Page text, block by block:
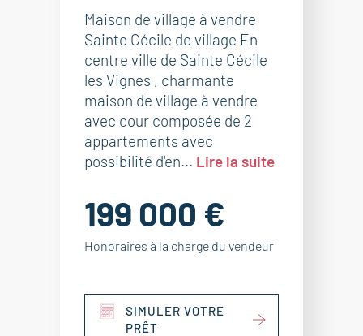
Maison de village à vendre
Sainte Cécile de village En
centre ville de Sainte Cécile
les Vignes , charmante
maison de village à vendre
avec cour composée de 2
appartements avec
possibilité d'en... Lire la suite
199 000 €
Honoraires à la charge du vendeur
SIMULER VOTRE
PRÊT